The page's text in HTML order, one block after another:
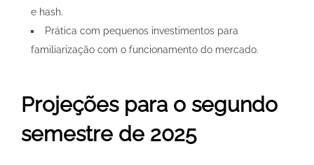
e hash.
Prática com pequenos investimentos para
familiarização com o funcionamento do mercado.
Projeções para o segundo
semestre de 2025